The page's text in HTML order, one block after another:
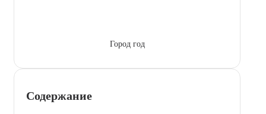
Город год
Содержание